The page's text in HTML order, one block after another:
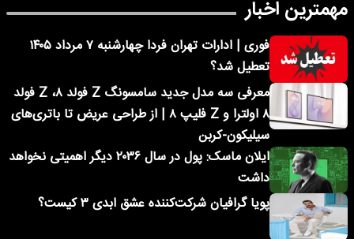
مهمترین اخبار
فوری | ادارات تهران فردا چهارشنبه ۷ مرداد ۱۴۰۵
تعطیل شد؟
معرفی سه مدل جدید سامسونگ Z فولد ۸، Z فولد
۸ اولترا و Z فلیپ ۸ | از طراحی عریض تا باتری‌های
سیلیکون-کربن
ایلان ماسک: پول در سال ۲۰۳۶ دیگر اهمیتی نخواهد
داشت
پویا گرافیان شرکت‌کننده عشق ابدی ۳ کیست؟